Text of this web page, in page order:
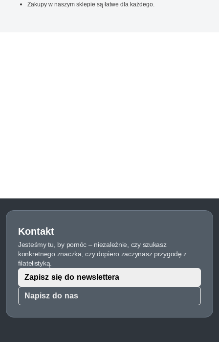
Zakupy w naszym sklepie są łatwe dla każdego.
Kontakt
Jesteśmy tu, by pomóc – niezależnie, czy szukasz
konkretnego znaczka, czy dopiero zaczynasz przygodę z
filatelistyką.
Napisz do nas
Zapisz się do newslettera